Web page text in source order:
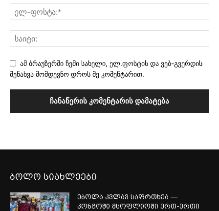
ამ ბრაუზერში ჩემი სახელი, ელ.ფოსტის და ვებ-გვერდის
შენახვა მომდევნო დროს მე კომენტარით.
ბოლო სიახლეები
ებოლა კვლავ საფრთხეა —
კონგოში მსოფლიოში ერთ-ერთი